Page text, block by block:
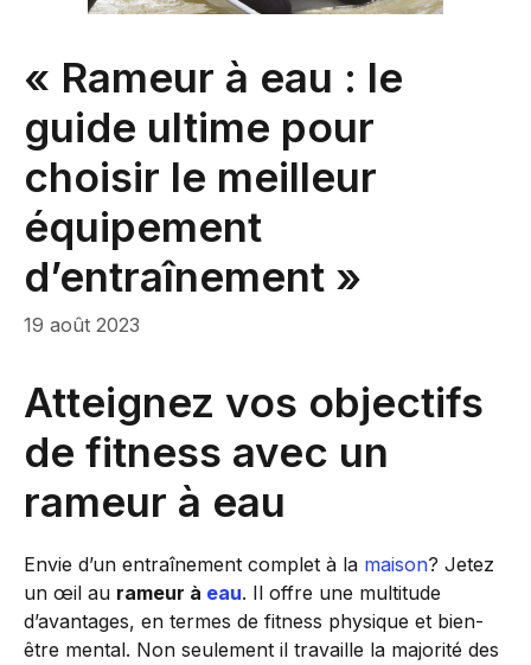
« Rameur à eau : le
guide ultime pour
choisir le meilleur
équipement
d’entraînement »
19 août 2023
Atteignez vos objectifs
de fitness avec un
rameur à eau
Envie d’un entraînement complet à la maison? Jetez
un œil au rameur à eau. Il offre une multitude
d’avantages, en termes de fitness physique et bien-
être mental. Non seulement il travaille la majorité des